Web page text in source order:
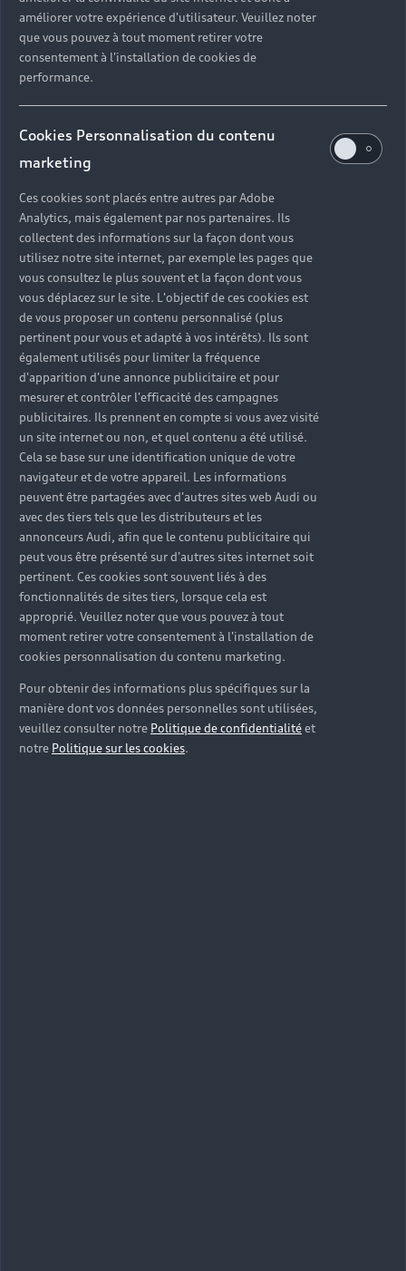
améliorer votre expérience d'utilisateur. Veuillez noter
que vous pouvez à tout moment retirer votre
consentement à l'installation de cookies de
performance.
Cookies Personnalisation du contenu
marketing
Ces cookies sont placés entre autres par Adobe
Analytics, mais également par nos partenaires. Ils
collectent des informations sur la façon dont vous
utilisez notre site internet, par exemple les pages que
vous consultez le plus souvent et la façon dont vous
vous déplacez sur le site. L'objectif de ces cookies est
de vous proposer un contenu personnalisé (plus
pertinent pour vous et adapté à vos intérêts). Ils sont
également utilisés pour limiter la fréquence
d'apparition d'une annonce publicitaire et pour
mesurer et contrôler l'efficacité des campagnes
publicitaires. Ils prennent en compte si vous avez visité
un site internet ou non, et quel contenu a été utilisé.
Cela se base sur une identification unique de votre
navigateur et de votre appareil. Les informations
peuvent être partagées avec d'autres sites web Audi ou
avec des tiers tels que les distributeurs et les
annonceurs Audi, afin que le contenu publicitaire qui
peut vous être présenté sur d'autres sites internet soit
pertinent. Ces cookies sont souvent liés à des
fonctionnalités de sites tiers, lorsque cela est
approprié. Veuillez noter que vous pouvez à tout
moment retirer votre consentement à l'installation de
cookies personnalisation du contenu marketing.
Pour obtenir des informations plus spécifiques sur la
manière dont vos données personnelles sont utilisées,
veuillez consulter notre Politique de confidentialitéet
notre Politique sur les cookies.